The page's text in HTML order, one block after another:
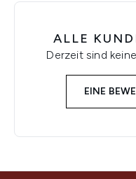
ALLE
Derzeit sind
EINE